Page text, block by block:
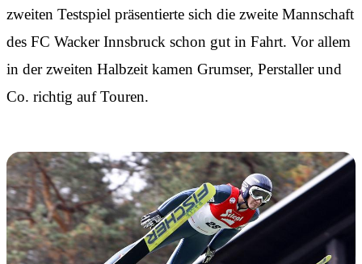
zweiten Testspiel präsentierte sich die zweite Mannschaft
des FC Wacker Innsbruck schon gut in Fahrt. Vor allem
in der zweiten Halbzeit kamen Grumser, Perstaller und
Co. richtig auf Touren.